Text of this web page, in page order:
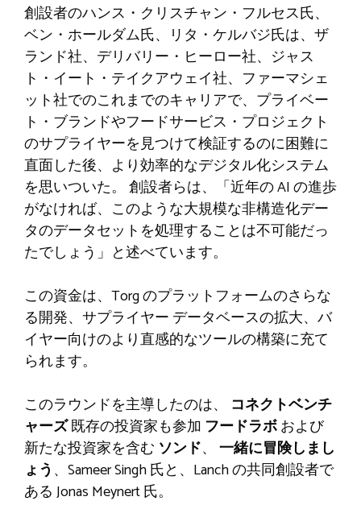
創設者のハンス・クリスチャン・フルセス氏、
ベン・ホールダム氏、リタ・ケルバジ氏は、ザ
ランド社、デリバリー・ヒーロー社、ジャス
ト・イート・テイクアウェイ社、ファーマシェ
ット社でのこれまでのキャリアで、プライベー
ト・ブランドやフードサービス・プロジェクト
のサプライヤーを見つけて検証するのに困難に
直面した後、より効率的なデジタル化システム
を思いついた。 創設者らは、「近年の AI の進歩
がなければ、このような大規模な非構造化デー
タのデータセットを処理することは不可能だっ
たでしょう」と述べています。
この資金は、Torg のプラットフォームのさらな
る開発、サプライヤー データベースの拡大、バ
イヤー向けのより直感的なツールの構築に充て
られます。
このラウンドを主導したのは、 コネクトベンチ
ャーズ既存の投資家も参加 フードラボおよび
新たな投資家を含む ソンド、 一緒に冒険しまし
ょう 、Sameer Singh 氏と、Lanch の共同創設者で
ある Jonas Meynert 氏。